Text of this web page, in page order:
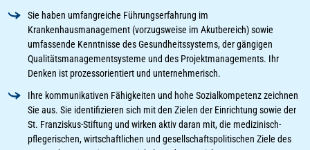
Sie haben umfangreiche Führungserfahrung im
Krankenhausmanagement (vorzugsweise im Akutbereich) sowie
umfassende Kenntnisse des Gesundheitssystems, der gängigen
Qualitätsmanagementsysteme und des Projektmanagements. Ihr
Denken ist prozessorientiert und unternehmerisch.
Ihre kommunikativen Fähigkeiten und hohe Sozialkompetenz zeichnen
Sie aus. Sie identifizieren sich mit den Zielen der Einrichtung sowie der
St. Franziskus-Stiftung und wirken aktiv daran mit, die medizinisch-
pflegerischen, wirtschaftlichen und gesellschaftspolitischen Ziele des